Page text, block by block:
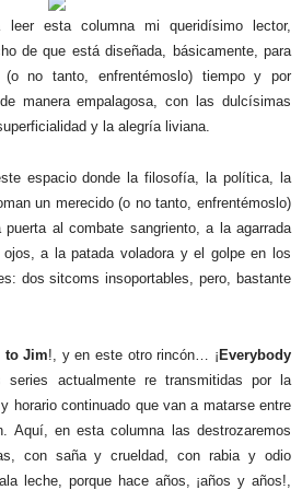
esta columna mi queridísimo lector,
de que está diseñada, básicamente, para
(o no tanto, enfrentémoslo) tiempo y por
manera empalagosa, con las dulcísimas
y la alegría liviana.
espacio donde la filosofía, la política, la
un merecido (o no tanto, enfrentémoslo)
al combate sangriento, a la agarrada
a la patada voladora y el golpe en los
dos sitcoms insoportables, pero, bastante
to Jim!, y en este otro rincón… ¡ Everybody
series actualmente re transmitidas por la
horario continuado que van a matarse entre
Aquí, en esta columna las destrozaremos
con saña y crueldad, con rabia y odio
leche, porque hace años, ¡años y años!,